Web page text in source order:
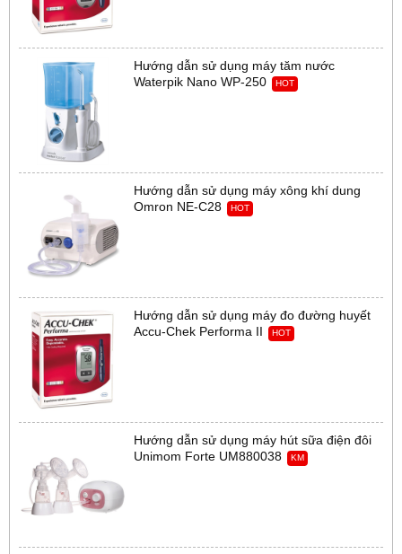
Hướng dẫn sử dụng máy tăm nước
Waterpik Nano WP-250
HOT
Hướng dẫn sử dụng máy xông khí dung
Omron NE-C28
HOT
Hướng dẫn sử dụng máy đo đường huyết
Accu-Chek Performa II
HOT
Hướng dẫn sử dụng máy hút sữa điện đôi
Unimom Forte UM880038
KM